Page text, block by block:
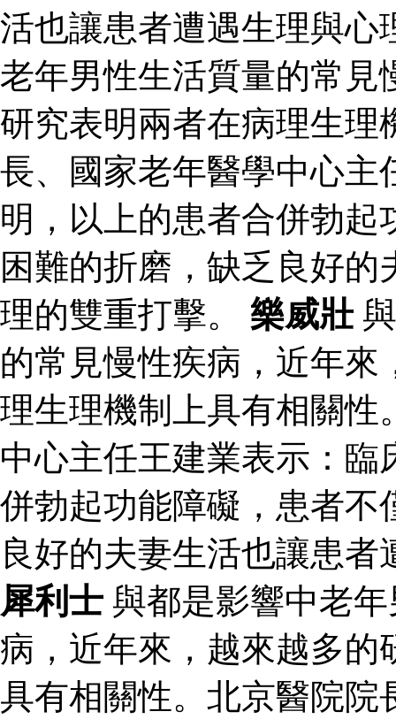
活也讓患者遭遇生理與心
老年男性生活質量的常見
研究表明兩者在病理生理
長、國家老年醫學中心主
明，以上的患者合併勃
困難的折磨，缺乏良好
理的雙重打擊。 樂威壯
的常見慢性疾病，近年
理生理機制上具有相關性
中心主任王建業表示：
併勃起功能障礙，患者不
良好的夫妻生活也讓患
犀利士 與都是影響中老
病，近年來，越來越多的
具有相關性。北京醫院院